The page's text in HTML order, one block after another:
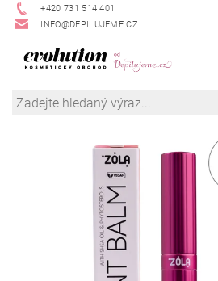
+420 731 514 401
INFO@DEPILUJEME.CZ